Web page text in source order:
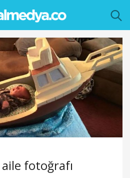
fotoğrafı